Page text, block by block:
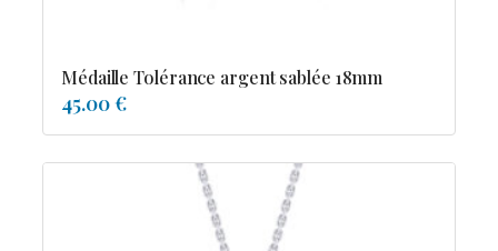
Médaille Tolérance argent sablée 18mm
45.00 €